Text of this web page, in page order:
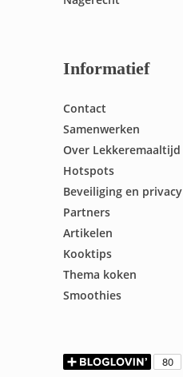
Informatief
Contact
Samenwerken
Over Lekkeremaaltijd
Hotspots
Beveiliging en privacy
Partners
Artikelen
Kooktips
Thema koken
Smoothies